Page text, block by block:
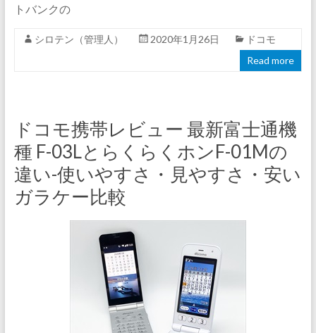
トバンクの
シロテン（管理人） 2020年1月26日
ドコモ
Read more
ドコモ携帯レビュー 最新富士通機
種 F-03LとらくらくホンF-01Mの
違い-使いやすさ・見やすさ・安い
ガラケー比較